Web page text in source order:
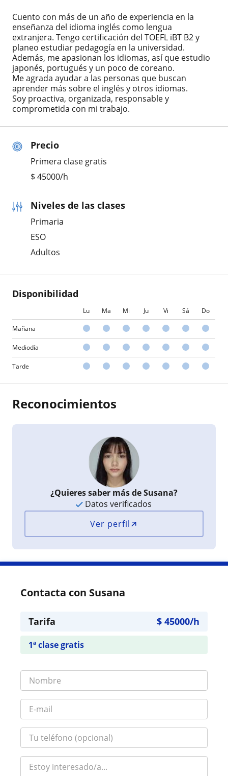
Precio
Primera clase gratis
$ 45000/h
Niveles de las clases
Primaria
ESO
Adultos
Disponibilidad
Lu Ma Mi Ju Vi Sá Do
Mañana
Mediodía
Tarde
Cuento con más de un año de experiencia en la
enseñanza del idioma inglés como lengua
extranjera. Tengo certificación del TOEFL iBT B2 y
planeo estudiar pedagogía en la universidad.
Además, me apasionan los idiomas, así que estudio
japonés, portugués y un poco de coreano.
Me agrada ayudar a las personas que buscan
aprender más sobre el inglés y otros idiomas.
Soy proactiva, organizada, responsable y
comprometida con mi trabajo.
Reconocimientos
¿Quieres saber más de Susana?
Datos verificados
Ver perfil
Contacta con Susana
Tarifa $ 45000/h
1ª clase gratis